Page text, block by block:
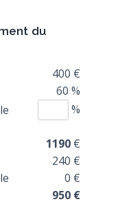
du
400 €
60 %
%
1190 €
240 €
0 €
950 €